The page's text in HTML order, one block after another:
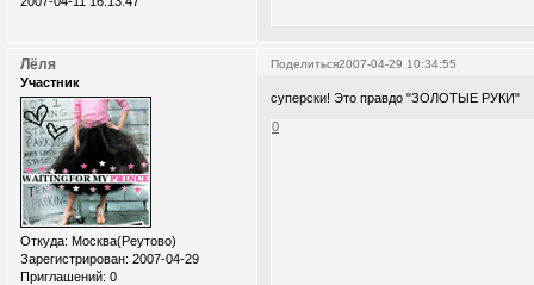
Поделиться2007-04-29 10:34:55
Лёля
Участник
Откуда: Москва(Реутово)
Зарегистрирован: 2007-04-29
Приглашений: 0
суперски! Это правдо "ЗОЛОТЫЕ РУКИ"
0